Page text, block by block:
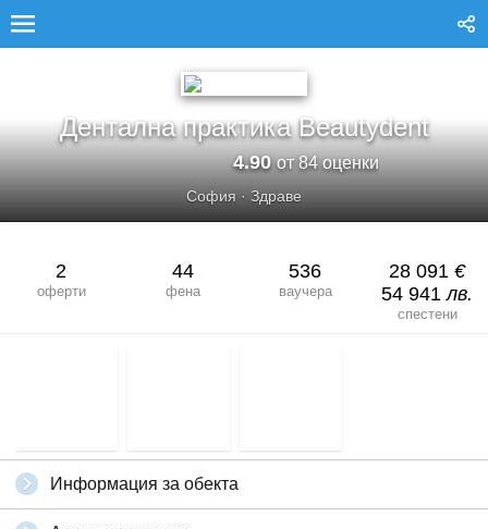
Дентална практика Beautydent
4.90от 84 оценки
София · Здраве
2
оферти
44
фена
536
ваучера
28 091 €
54 941лв.
спестени
Информация за обекта